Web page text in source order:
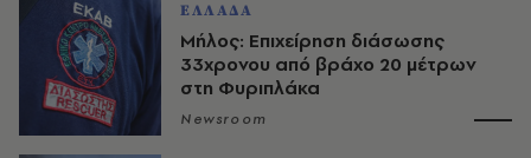
ΕΛΛΑΔΑ
Μήλος: Επιχείρηση διάσωσης
33χρονου από βράχο 20 μέτρων
στη Φυριπλάκα
Newsroom